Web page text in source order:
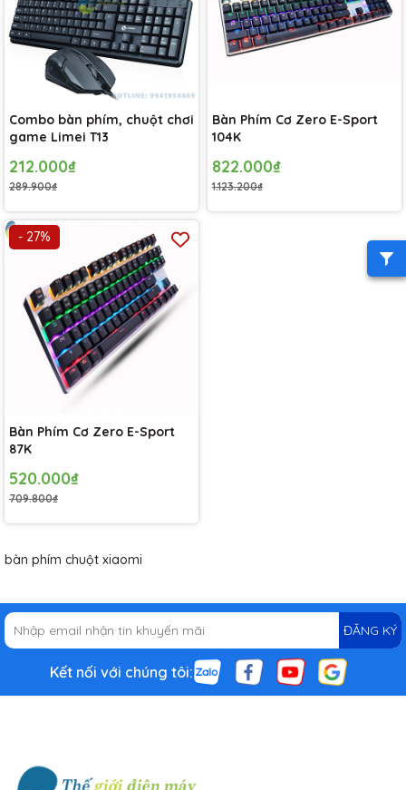
Combo bàn phím, chuột chơi
game Limei T13
212.000₫
289.900₫
Bàn Phím Cơ Zero E-Sport
104K
822.000₫
1.123.200₫
- 27%
Bàn Phím Cơ Zero E-Sport
87K
520.000₫
709.800₫
bàn phím chuột xiaomi
ĐĂNG KÝ
Kết nối với chúng tôi: